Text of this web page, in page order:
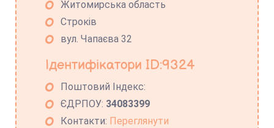
Житомирська область
Строків
вул. Чапаєва 32
Ідентифікатори ID:9324
Поштовий Індекс:
ЄДРПОУ: 34083399
Контакти: Переглянути